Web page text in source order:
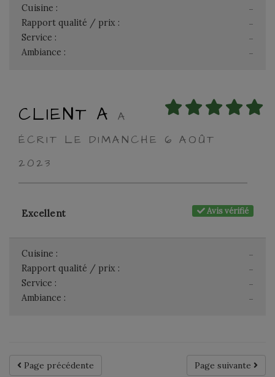
-
Cuisine :
-
Rapport qualité / prix :
-
Service :
-
Ambiance :
CLIENT A
A
ÉCRIT LE DIMANCHE 6 AOÛT
2023
Avis vérifié
Excellent
-
Cuisine :
-
Rapport qualité / prix :
-
Service :
-
Ambiance :
Page suivante
Page précédente